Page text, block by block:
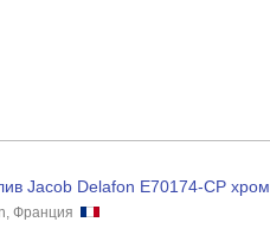
Jacob Delafon E70174-CP хром
Франция